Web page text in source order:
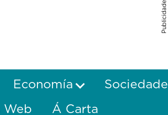
Publicidade
Economía Sociedade
Web
Á Carta